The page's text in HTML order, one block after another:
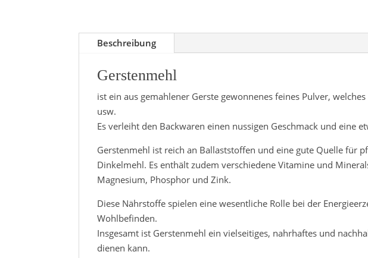
Beschreibung
Gerstenmehl
ist ein aus gemahlener Gerste gewonnenes feines Pulver,
usw.
Es verleiht den Backwaren einen nussigen Geschmack und eine
Gerstenmehl ist reich an Ballaststoffen und eine gute Quelle für
Dinkelmehl. Es enthält zudem verschiedene Vitamine und
Magnesium, Phosphor und Zink.
Diese Nährstoffe spielen eine wesentliche Rolle bei der
Wohlbefinden.
Insgesamt ist Gerstenmehl ein vielseitiges, nahrhaftes und
dienen kann.